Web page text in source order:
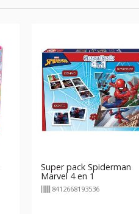
Super pack Spiderman
Marvel 4 en 1
8412668193536